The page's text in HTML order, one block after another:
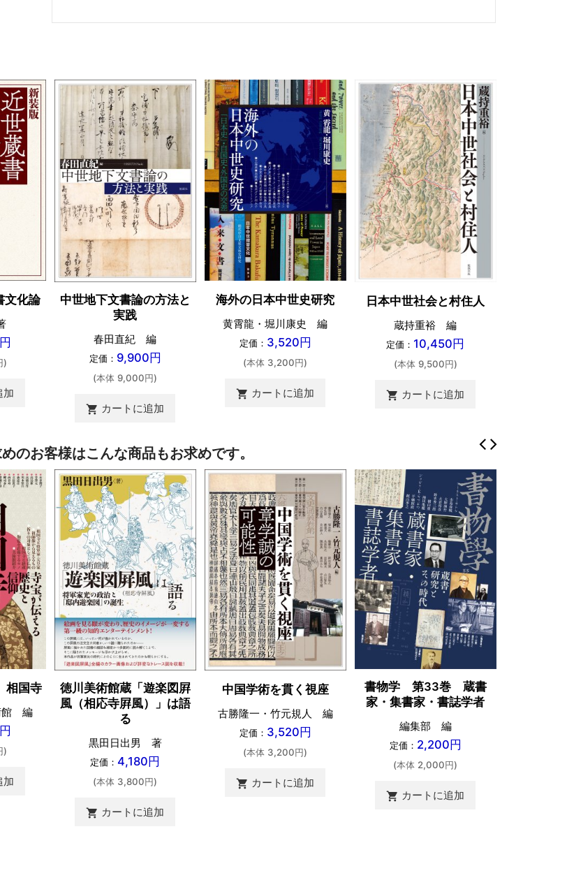
化論
)
加
中世地下文書論の方法と
実践
春田直紀 編
定価： 9,900円
(本体 9,000円)
shopping_cart カートに追加
海外の日本中世史研究
黄霄龍・堀川康史 編
定価： 3,520円
(本体 3,200円)
shopping_cart カートに追加
日本中世社会と村住人
蔵持重裕 編
定価： 10,450円
(本体 9,500円)
shopping_cart カートに追加
のお客様はこんな商品もお求めです。
国寺
館 編
)
加
徳川美術館蔵「遊楽図屛
風（相応寺屛風）」は語
る
黒田日出男 著
定価： 4,180円
(本体 3,800円)
shopping_cart カートに追加
中国学術を貫く視座
古勝隆一・竹元規人 編
定価： 3,520円
(本体 3,200円)
shopping_cart カートに追加
書物学 第33巻 蔵書
家・集書家・書誌学者
編集部 編
定価： 2,200円
(本体 2,000円)
shopping_cart カートに追加